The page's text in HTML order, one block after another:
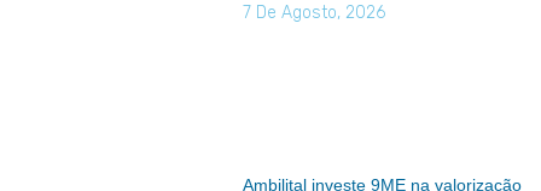
7 De Agosto, 2026
Ambilital investe 9ME na valorização